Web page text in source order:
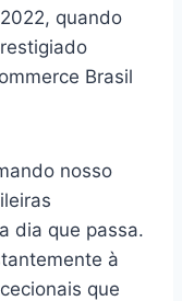
quando
Brasil
nosso
dia que passa.
à
que